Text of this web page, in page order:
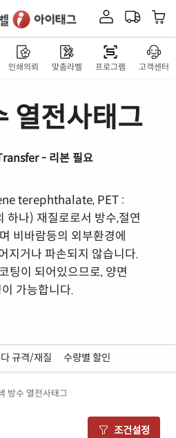
인쇄의뢰 맞춤라벨 프로그램 고객센터
열전사태그
- 리본 필요
terephthalate, PET :
하나) 재질로로서 방수,절연
비바람등의 외부환경에
지거나 파손되지 않습니다.
팅이 되어있으므로, 양면
가능합니다.
규격/재질 수량별 할인
방수 열전사태그
조건설정